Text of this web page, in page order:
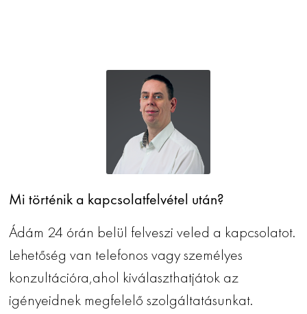
Mi történik a kapcsolatfelvétel után?
Ádám 24 órán belül felveszi veled a kapcsolatot.
Lehetőség van telefonos vagy személyes
konzultációra,ahol kiválaszthatjátok az
igényeidnek megfelelő szolgáltatásunkat.